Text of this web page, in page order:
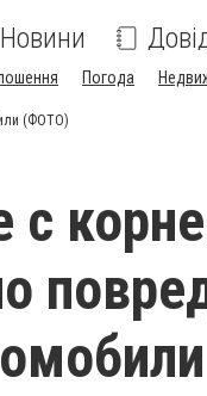
Новини
Погода
(ФОТО)
с